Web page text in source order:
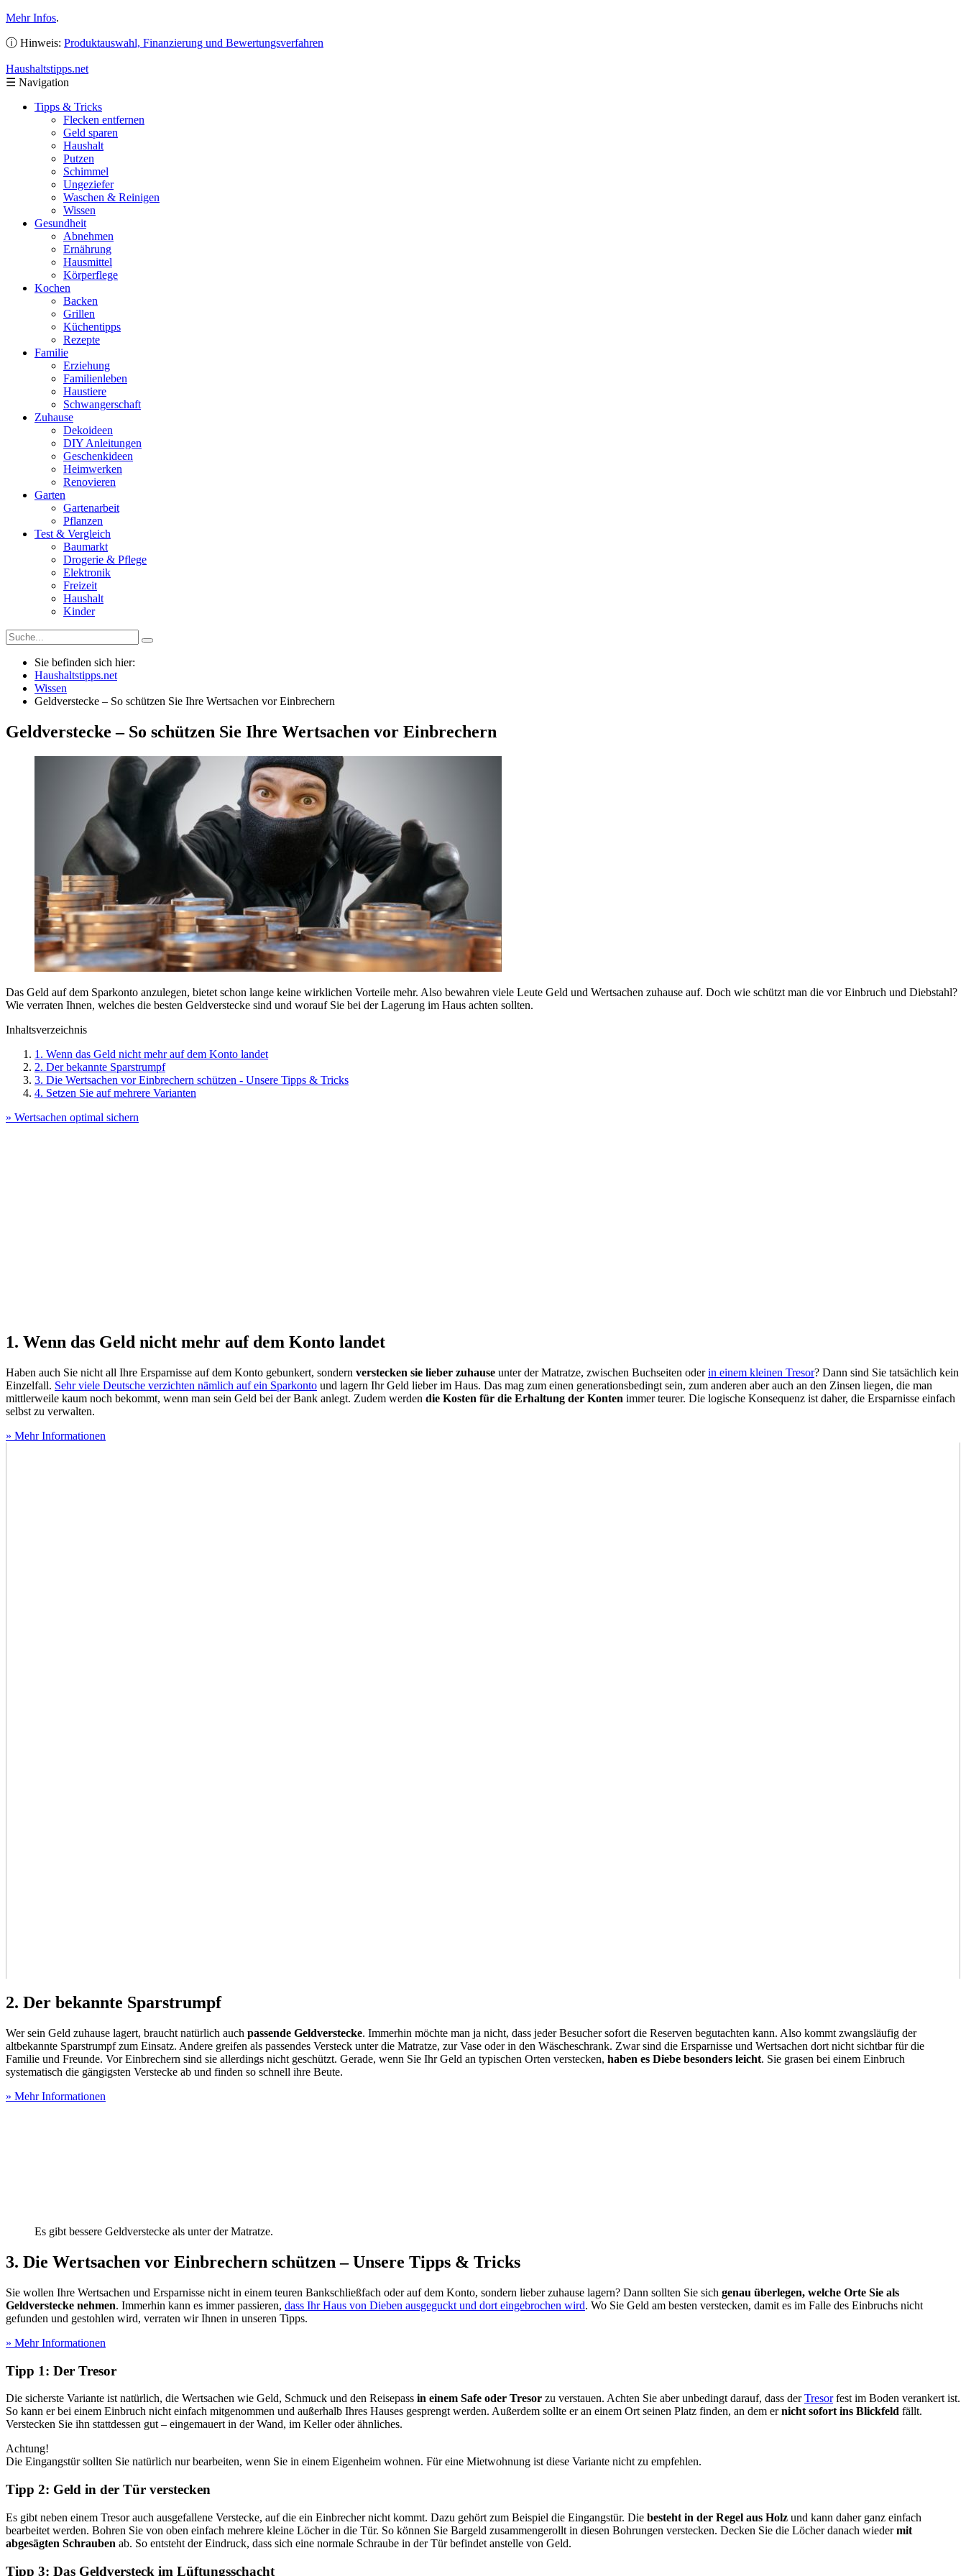
Mehr Infos.
ⓘ Hinweis: Produktauswahl, Finanzierung und Bewertungsverfahren
Haushaltstipps.net
☰ Navigation
Tipps & Tricks
Flecken entfernen
Geld sparen
Haushalt
Putzen
Schimmel
Ungeziefer
Waschen & Reinigen
Wissen
Gesundheit
Abnehmen
Ernährung
Hausmittel
Körperflege
Kochen
Backen
Grillen
Küchentipps
Rezepte
Familie
Erziehung
Familienleben
Haustiere
Schwangerschaft
Zuhause
Dekoideen
DIY Anleitungen
Geschenkideen
Heimwerken
Renovieren
Garten
Gartenarbeit
Pflanzen
Test & Vergleich
Baumarkt
Drogerie & Pflege
Elektronik
Freizeit
Haushalt
Kinder
Sie befinden sich hier:
Haushaltstipps.net
Wissen
Geldverstecke – So schützen Sie Ihre Wertsachen vor Einbrechern
Geldverstecke – So schützen Sie Ihre Wertsachen vor Einbrechern
Das Geld auf dem Sparkonto anzulegen, bietet schon lange keine wirklichen Vorteile mehr. Also bewahren viele Leute Geld und Wertsachen zuhause auf. Doch wie schützt man die vor Einbruch und Diebstahl?
Wie verraten Ihnen, welches die besten Geldverstecke sind und worauf Sie bei der Lagerung im Haus achten sollten.
Inhaltsverzeichnis
1. Wenn das Geld nicht mehr auf dem Konto landet
2. Der bekannte Sparstrumpf
3. Die Wertsachen vor Einbrechern schützen - Unsere Tipps & Tricks
4. Setzen Sie auf mehrere Varianten
» Wertsachen optimal sichern
1. Wenn das Geld nicht mehr auf dem Konto landet
Haben auch Sie nicht all Ihre Ersparnisse auf dem Konto gebunkert, sondern verstecken sie lieber zuhause unter der Matratze, zwischen Buchseiten oderin einem kleinen Tresor? Dann sind Sie tatsächlich kein
Einzelfall. Sehr viele Deutsche verzichten nämlich auf ein Sparkonto und lagern Ihr Geld lieber im Haus. Das mag zum einen generationsbedingt sein, zum anderen aber auch an den Zinsen liegen, die man
mittlerweile kaum noch bekommt, wenn man sein Geld bei der Bank anlegt. Zudem werden die Kosten für die Erhaltung der Konten immer teurer. Die logische Konsequenz ist daher, die Ersparnisse einfach
selbst zu verwalten.
» Mehr Informationen
2. Der bekannte Sparstrumpf
Wer sein Geld zuhause lagert, braucht natürlich auch passende Geldverstecke. Immerhin möchte man ja nicht, dass jeder Besucher sofort die Reserven begutachten kann. Also kommt zwangsläufig der
altbekannte Sparstrumpf zum Einsatz. Andere greifen als passendes Versteck unter die Matratze, zur Vase oder in den Wäscheschrank. Zwar sind die Ersparnisse und Wertsachen dort nicht sichtbar für die
Familie und Freunde. Vor Einbrechern sind sie allerdings nicht geschützt. Gerade, wenn Sie Ihr Geld an typischen Orten verstecken, haben es Diebe besonders leicht. Sie grasen bei einem Einbruch
systematisch die gängigsten Verstecke ab und finden so schnell ihre Beute.
» Mehr Informationen
Es gibt bessere Geldverstecke als unter der Matratze.
3. Die Wertsachen vor Einbrechern schützen – Unsere Tipps & Tricks
Sie wollen Ihre Wertsachen und Ersparnisse nicht in einem teuren Bankschließfach oder auf dem Konto, sondern lieber zuhause lagern? Dann sollten Sie sich genau überlegen, welche Orte Sie als
Geldverstecke nehmen. Immerhin kann es immer passieren, dass Ihr Haus von Dieben ausgeguckt und dort eingebrochen wird. Wo Sie Geld am besten verstecken, damit es im Falle des Einbruchs nicht
gefunden und gestohlen wird, verraten wir Ihnen in unseren Tipps.
» Mehr Informationen
Tipp 1: Der Tresor
Die sicherste Variante ist natürlich, die Wertsachen wie Geld, Schmuck und den Reisepass in einem Safe oder Tresor zu verstauen. Achten Sie aber unbedingt darauf, dass derTresorfest im Boden verankert ist.
So kann er bei einem Einbruch nicht einfach mitgenommen und außerhalb Ihres Hauses gesprengt werden. Außerdem sollte er an einem Ort seinen Platz finden, an dem ernicht sofort ins Blickfeld fällt.
Verstecken Sie ihn stattdessen gut – eingemauert in der Wand, im Keller oder ähnliches.
Achtung!
Die Eingangstür sollten Sie natürlich nur bearbeiten, wenn Sie in einem Eigenheim wohnen. Für eine Mietwohnung ist diese Variante nicht zu empfehlen.
Tipp 2: Geld in der Tür verstecken
Es gibt neben einem Tresor auch ausgefallene Verstecke, auf die ein Einbrecher nicht kommt. Dazu gehört zum Beispiel die Eingangstür. Die besteht in der Regel aus Holz und kann daher ganz einfach
bearbeitet werden. Bohren Sie von oben einfach mehrere kleine Löcher in die Tür. So können Sie Bargeld zusammengerollt in diesen Bohrungen verstecken. Decken Sie die Löcher danach wiedermit
abgesägten Schrauben ab. So entsteht der Eindruck, dass sich eine normale Schraube in der Tür befindet anstelle von Geld.
Tipp 3: Das Geldversteck im Lüftungsschacht